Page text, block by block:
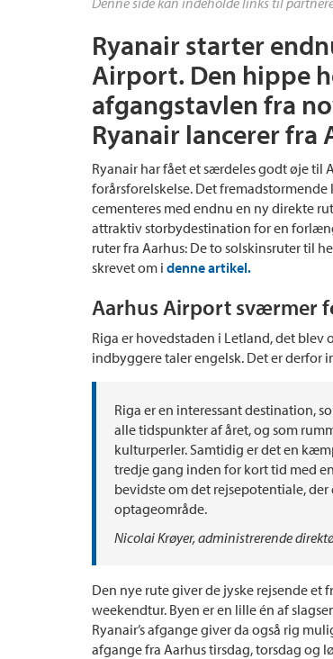
Ryanair starter
Airport. Den hippe
afgangstavlen fra
Ryanair lancerer fra
Ryanair har fået et særdeles godt øje til
forårsforelskelse. Det
cementeres med endnu en ny direkte
attraktiv storbydestination for en
ruter fra Aarhus: De to solskinsruter til
skrevet om i denne artikel.
Aarhus Airport sværmer
Riga er hovedstaden i Letland, det blev
indbyggere taler engelsk. Det er derfor
Riga er en interessant destination,
alle tidspunkter af året, og som
kulturperler. Samtidig er det en
tredje gang inden for kort tid med
bevidste om det rejsepotentiale,
optageområde.
Nicolai Krøyer, administrerende
Den nye rute giver de jyske rejsende et
weekendtur. Byen er en lille én af
Ryanair’s afgange giver da også rig
afgange fra Aarhus tirsdag, torsdag og